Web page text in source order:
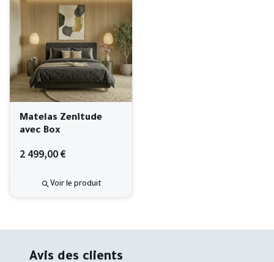
Matelas Zenitude
avec Box
2 499,00 €
Voir le produit
Avis des clients